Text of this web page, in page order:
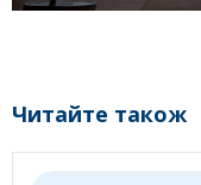
Читайте також